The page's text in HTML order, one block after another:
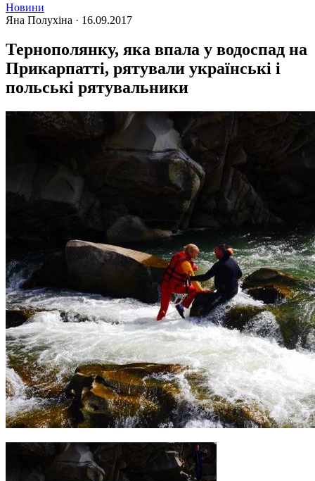
Новини
Яна Полухіна · 16.09.2017
Тернополянку, яка впала у водоспад на
Прикарпатті, рятували українські і
польські рятувальники